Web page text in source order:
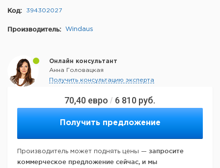
70,40 евро / 6 810 руб.
Получить предложение
Производитель может поднять цены — запросите
коммерческое предложение сейчас, и мы
Код: 394302027
Производитель: Windaus
Онлайн консультант
Анна Головацкая
Получить консультацию эксперта